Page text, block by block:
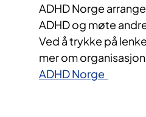
ADHD Norge
ADHD og møte
Ved å trykke på
mer om
ADHD Norge